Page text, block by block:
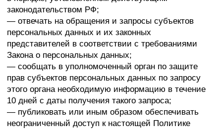
— на осуществление иных прав, предусмотренных
законодательством РФ.
4.2. Субъекты персональных данных обязаны:
о себе;
— сообщать Оператору об уточнении (обновлении,
изменении) своих персональных данных.
4.3. Лица, передавшие Оператору недостоверные
сведения о себе, либо сведения о другом субъекте
персональных данных без согласия последнего,
несут ответственность в соответствии
с законодательством РФ.
5. Принципы обработки персональных данных
5.1. Обработка персональных данных
осуществляется на законной и справедливой
основе.